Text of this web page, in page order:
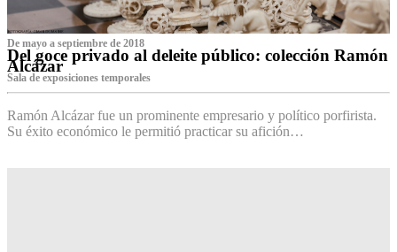
De mayo a septiembre de 2018
Del goce privado al deleite público: colección Ramón
Alcázar
Sala de exposiciones temporales
Ramón Alcázar fue un prominente empresario y político porfirista.
Su éxito económico le permitió practicar su afición…